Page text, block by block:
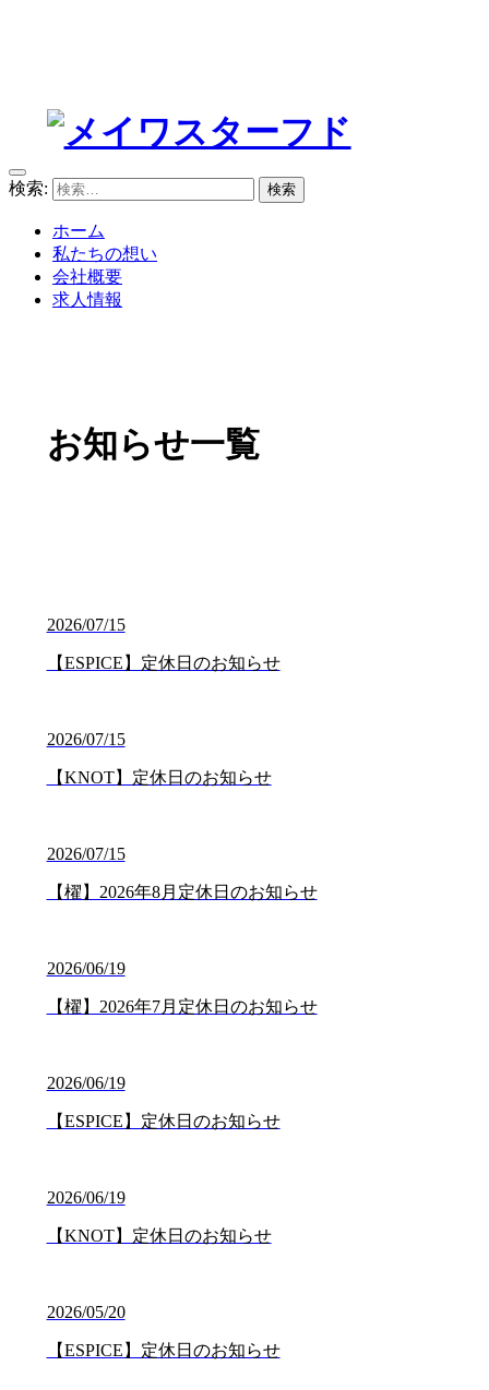
検索:
ホーム
私たちの想い
会社概要
求人情報
お知らせ一覧
2026/07/15
【ESPICE】定休日のお知らせ
2026/07/15
【KNOT】定休日のお知らせ
2026/07/15
【櫂】2026年8月定休日のお知らせ
2026/06/19
【櫂】2026年7月定休日のお知らせ
2026/06/19
【ESPICE】定休日のお知らせ
2026/06/19
【KNOT】定休日のお知らせ
2026/05/20
【ESPICE】定休日のお知らせ